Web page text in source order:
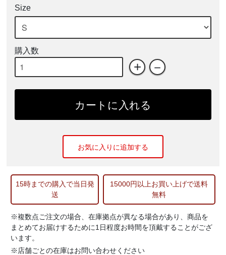
Size
購入数
+ －
カートに入れる
お気に入りに追加する
15時までの購入で当日発
送
15000円以上お買い上げで送料
無料
※複数点ご注文の場合、在庫拠点が異なる場合があり、商品を
まとめてお届けするために1日程度お時間を頂戴することがござ
います。
※店舗ごとの在庫はお問い合わせください